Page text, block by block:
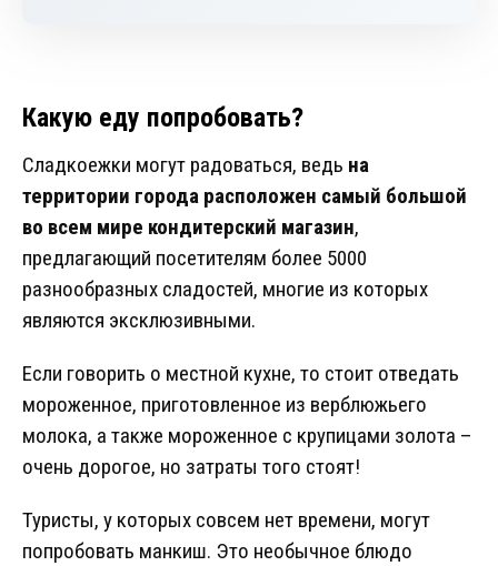
Какую еду попробовать?
Сладкоежки могут радоваться, ведь на
территории города расположен самый большой
во всем мире кондитерский магазин,
предлагающий посетителям более 5000
разнообразных сладостей, многие из которых
являются эксклюзивными.
Если говорить о местной кухне, то стоит отведать
мороженное, приготовленное из верблюжьего
молока, а также мороженное с крупицами золота –
очень дорогое, но затраты того стоят!
Туристы, у которых совсем нет времени, могут
попробовать манкиш. Это необычное блюдо